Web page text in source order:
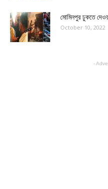
মোমিনপুর ঢুকতে
October 10, 2022
-